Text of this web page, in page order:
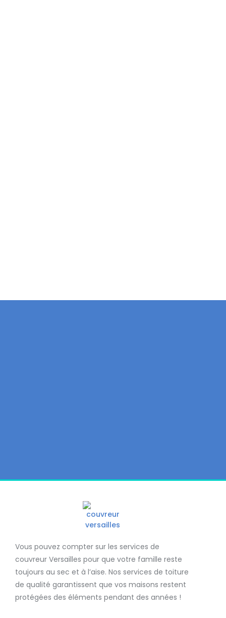
Vous pouvez compter sur les services de
couvreur Versailles pour que votre famille reste
toujours au sec et à l’aise. Nos services de toiture
de qualité garantissent que vos maisons restent
protégées des éléments pendant des années !